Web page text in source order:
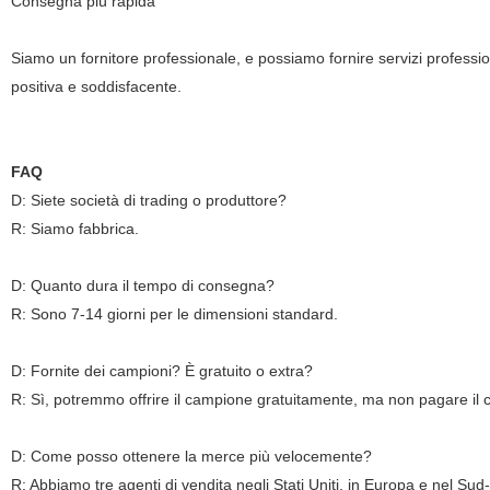
Siamo un fornitore professionale, e possiamo fornire servizi
positiva e soddisfacente.
FAQ
D: Siete società di trading o produttore?
R: Siamo fabbrica.
D: Quanto dura il tempo di consegna?
R: Sono 7-14 giorni per le dimensioni standard.
D: Fornite dei campioni? È gratuito o extra?
R: Sì, potremmo offrire il campione gratuitamente, ma non pagare il
D: Come posso ottenere la merce più velocemente?
R: Abbiamo tre agenti di vendita negli Stati Uniti, in Europa e nel